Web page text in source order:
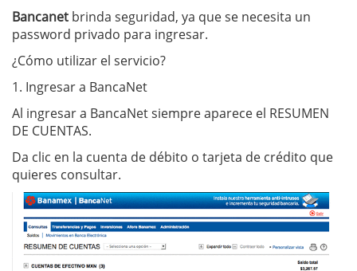
Bancanet brinda seguridad, ya que se necesita un
password privado para ingresar.
¿Cómo utilizar el servicio?
1. Ingresar a BancaNet
Al ingresar a BancaNet siempre aparece el RESUMEN
DE CUENTAS.
Da clic en la cuenta de débito o tarjeta de crédito que
quieres consultar.